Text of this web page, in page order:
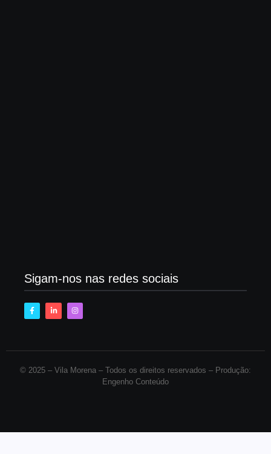
Sigam-nos nas redes sociais
© 2025 – Vila Morena – Todos os direitos reservados – Produção:
Engenho Conteúdo